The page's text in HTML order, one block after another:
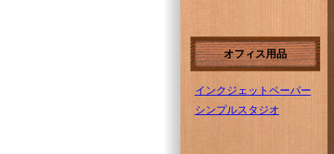
オフィス用品
インクジェットペーパー
シンプルスタジオ